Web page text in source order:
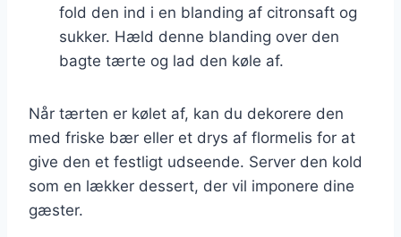
fold den ind i en blanding af citronsaft og
sukker. Hæld denne blanding over den
bagte tærte og lad den køle af.
Når tærten er kølet af, kan du dekorere den
med friske bær eller et drys af flormelis for at
give den et festligt udseende. Server den kold
som en lækker dessert, der vil imponere dine
gæster.